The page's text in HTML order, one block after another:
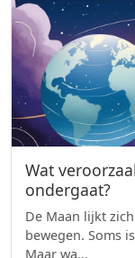
Wat
ondergaat?
De Maan lijkt
bewegen. Soms
Maar wa...